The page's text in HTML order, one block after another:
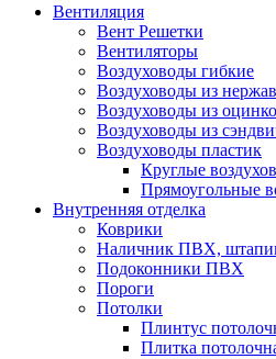
Вентиляция
Вент Решетки
Вентиляторы
Воздуховоды гибкие
Воздуховоды из
Воздуховоды из
Воздуховоды из
Воздуховоды пластик
Круглые
Прямоугольные
Внутренняя отделка
Коврики
Наличник ПВХ,
Подоконники ПВХ
Пороги
Потолки
Плинтус
Плитка